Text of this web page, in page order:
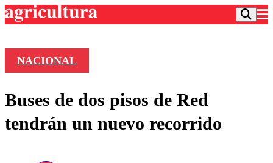
Frecuencias
Deportes
NACIONAL
Buses de dos pisos de Red
tendrán un nuevo recorrido